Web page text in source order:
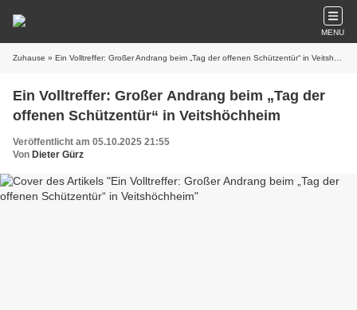
MENU
Zuhause » Ein Volltreffer: Großer Andrang beim „Tag der offenen Schützentür“ in Veitshöchheim
Ein Volltreffer: Großer Andrang beim „Tag der
offenen Schützentür“ in Veitshöchheim
Veröffentlicht am 05.10.2025 21:55
Von Dieter Gürz